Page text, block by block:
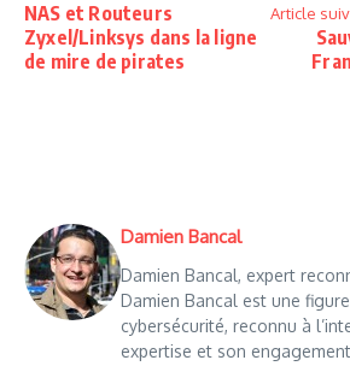
NAS et Routeurs
Zyxel/Linksys dans la ligne
de mire de pirates
Article
Damien Bancal
Damien Bancal, expert
Damien Bancal est une
cybersécurité, reconnu à
expertise et son